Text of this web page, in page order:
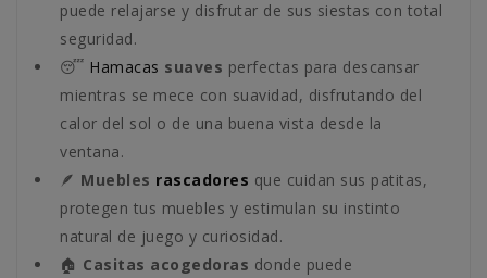
puede relajarse y disfrutar de sus siestas con total
seguridad.
😴 Hamacas suaves perfectas para descansar
mientras se mece con suavidad, disfrutando del
calor del sol o de una buena vista desde la
ventana.
🪶 Muebles rascadores que cuidan sus patitas,
protegen tus muebles y estimulan su instinto
natural de juego y curiosidad.
🏠 Casitas acogedoras donde puede